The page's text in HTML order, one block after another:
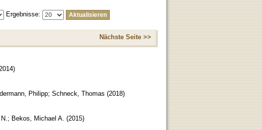
Ergebnisse:
Nächste Seite >>
2014)
Philipp; Schneck, Thomas (2018)
; Bekos, Michael A. (2015)